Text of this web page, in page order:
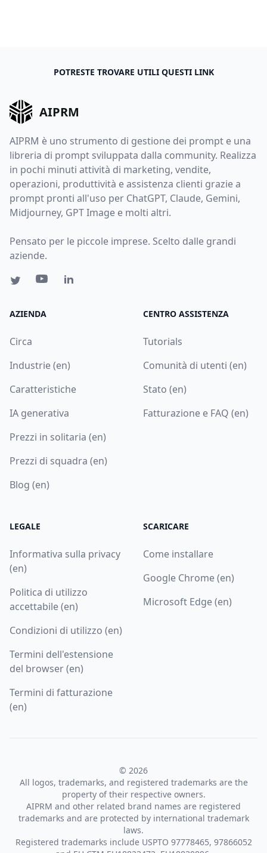
POTRESTE TROVARE UTILI QUESTI LINK
AIPRM
AIPRM è uno strumento di gestione dei prompt e una
libreria di prompt sviluppata dalla community. Realizza
in pochi minuti attività di marketing, vendite,
operazioni, produttività e assistenza clienti grazie a
prompt pronti all'uso per ChatGPT, Claude, Gemini,
Midjourney, GPT Image e molti altri.
Pensato per le piccole imprese. Scelto dalle grandi
aziende.
AZIENDA
Circa
Industrie (en)
Caratteristiche
IA generativa
Prezzi in solitaria (en)
Prezzi di squadra (en)
Blog (en)
CENTRO ASSISTENZA
Tutorials
Comunità di utenti (en)
Stato (en)
Fatturazione e FAQ (en)
LEGALE
Informativa sulla privacy
(en)
Politica di utilizzo
accettabile (en)
Condizioni di utilizzo (en)
Termini dell'estensione
del browser (en)
Termini di fatturazione
(en)
SCARICARE
Come installare
Google Chrome (en)
Microsoft Edge (en)
© 2026
All logos, trademarks, and registered trademarks are the
property of their respective owners.
AIPRM and other related brand names are registered
trademarks and are protected by international trademark
laws.
Registered trademarks include USPTO 97778465, 97866052